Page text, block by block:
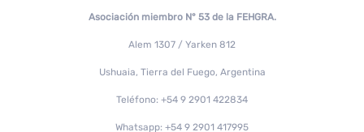
Asociación miembro N° 53 de la FEHGRA.
Alem 1307 / Yarken 812
Ushuaia, Tierra del Fuego, Argentina
Teléfono: +54 9 2901 422834
Whatsapp: +54 9 2901 417995